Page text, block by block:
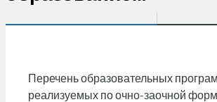
Перечень образовательных
реализуемых по очно-заочной